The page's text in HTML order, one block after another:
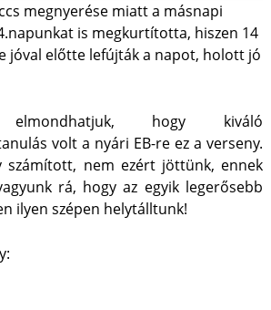
megnyerése miatt a másnapi
is megkurtította, hiszen 14
jóval előtte lefújták a napot, holott jó
elmondhatjuk, hogy kiváló
volt a nyári EB-re ez a verseny.
számított, nem ezért jöttünk, ennek
rá, hogy az egyik legerősebb
ilyen szépen helytálltunk!